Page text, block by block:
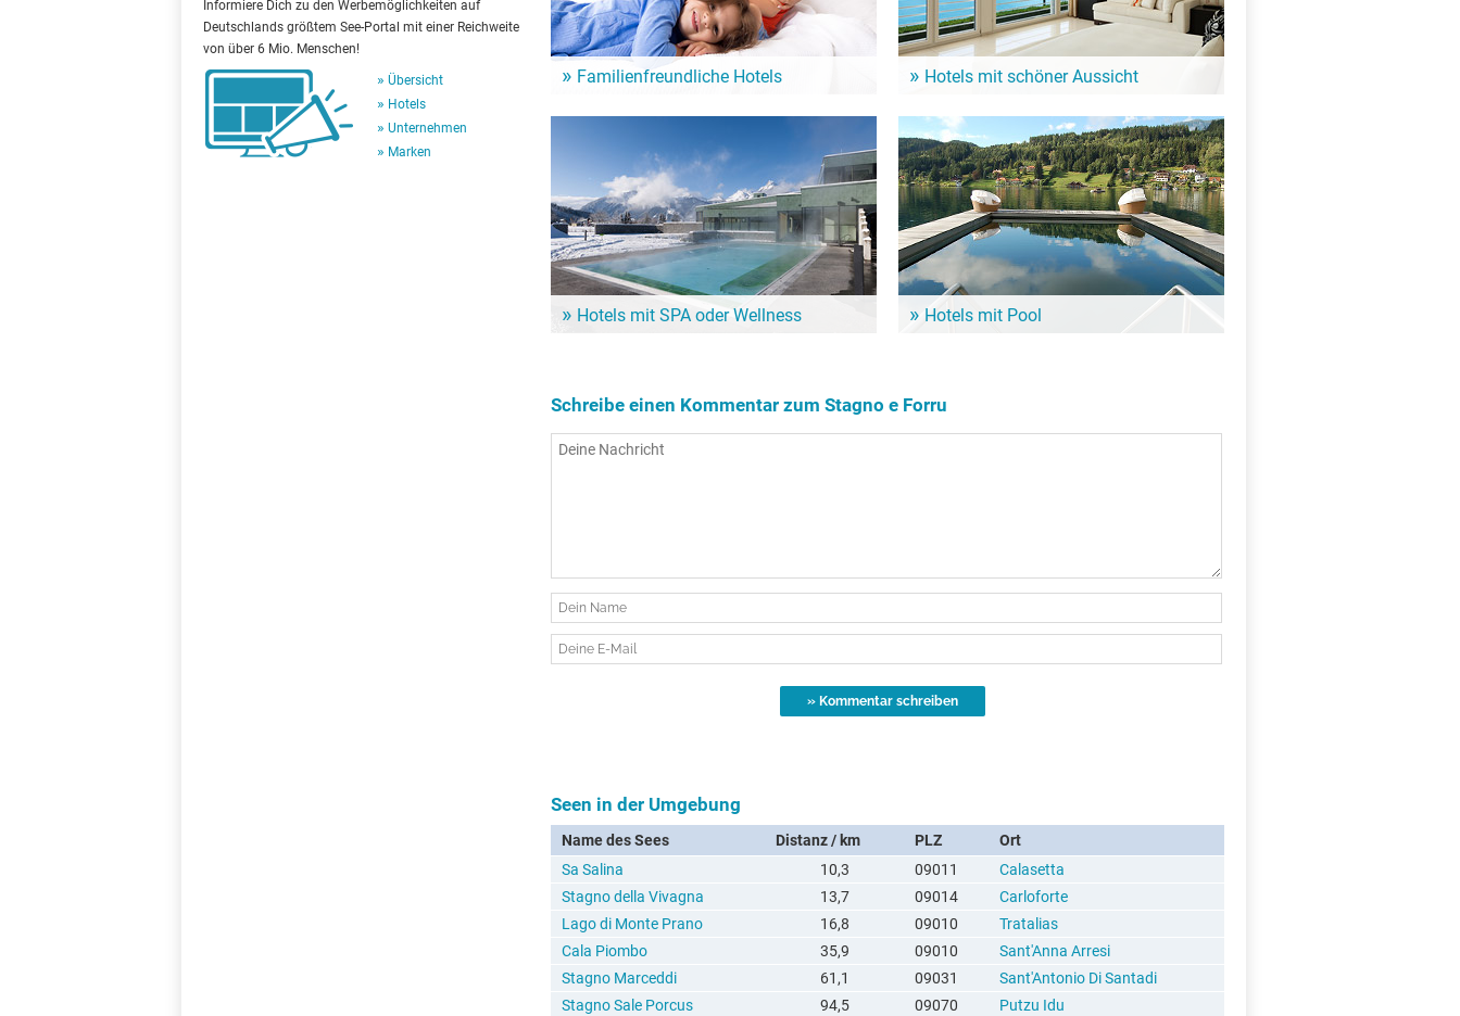
Informiere Dich zu den Werbemöglichkeiten auf
Deutschlands größtem See-Portal mit einer Reichweite
von über 6 Mio. Menschen!
Übersicht
Hotels
Unternehmen
Marken
Familienfreundliche Hotels
zum Stagno e Forru und seinen zahlreichen
Hotels mit schöner Aussicht
Sehenswürdigkeit: Diese Hotels in der Nähe vom
Stagno e Forru bieten großartige Aussicht!
Hotels mit SPA oder Wellness Hotels mit Pool
Schreibe einen Kommentar zum Stagno e Forru
Seen in der Umgebung
Name des Sees Distanz / km PLZ
Ort
Sa Salina
10,3 09011
Calasetta
Stagno della Vivagna
13,7 09014
Carloforte
Lago di Monte Prano
16,8 09010
Tratalias
Cala Piombo
35,9 09010
Sant'Anna Arresi
Stagno Marceddi
61,1 09031
Sant'Antonio Di Santadi
Stagno Sale Porcus
94,5 09070 Putzu Idu